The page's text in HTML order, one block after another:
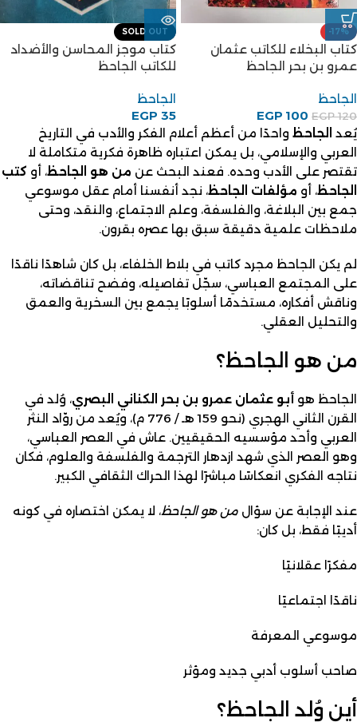
-17%
كتاب البخلاء للكاتب عثمان
عمرو بن بحر الجاحظ
الجاحظ
EGP120
EGP 100
SOLD OUT
كتاب موجز المحاسن والأضداد
للكاتب الجاحظ
الجاحظ
EGP 35
يُعد الجاحظ واحدًا من أعظم أعلام الفكر والأدب في التاريخ
العربي والإسلامي، بل يمكن اعتباره ظاهرة فكرية متكاملة لا
تقتصر على الأدب وحده. فعند البحث عن من هو الجاحظ، أو كتب
الجاحظ، أو مؤلفات الجاحظ، نجد أنفسنا أمام عقل موسوعي
جمع بين البلاغة، والفلسفة، وعلم الاجتماع، والنقد، وحتى
ملاحظات علمية دقيقة سبق بها عصره بقرون.
لم يكن الجاحظ مجرد كاتب في بلاط الخلفاء، بل كان شاهدًا ناقدًا
على المجتمع العباسي، سجّل تفاصيله، وفضح تناقضاته،
وناقش أفكاره، مستخدمًا أسلوبًا يجمع بين السخرية والعمق
والتحليل العقلي.
من هو الجاحظ؟
الجاحظ هو أبو عثمان عمرو بن بحر الكناني البصري، وُلد في
القرن الثاني الهجري (نحو 159 هـ / 776 م)، ويُعد من روّاد النثر
العربي وأحد مؤسسيه الحقيقيين. عاش في العصر العباسي،
وهو العصر الذي شهد ازدهار الترجمة والفلسفة والعلوم، فكان
نتاجه الفكري انعكاسًا مباشرًا لهذا الحراك الثقافي الكبير.
عند الإجابة عن سؤال من هو الجاحظ، لا يمكن اختصاره في كونه
أديبًا فقط، بل كان:
مفكرًا عقلانيًا
ناقدًا اجتماعيًا
موسوعي المعرفة
صاحب أسلوب أدبي جديد ومؤثر
أين وُلد الجاحظ؟